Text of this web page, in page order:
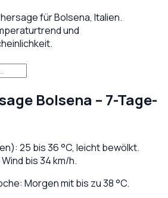
fürBolsena, Italien.
und
Bolsena – 7-Tage-
): 25 bis36°C, leicht bewölkt.
bis34km/h.
Morgen mit bis zu 38 °C.